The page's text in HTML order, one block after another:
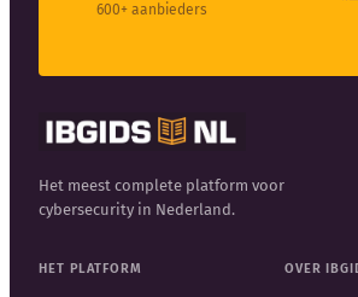
600+ aanbieders
Het meest complete platform voor
cybersecurity in Nederland.
HET PLATFORM OVER